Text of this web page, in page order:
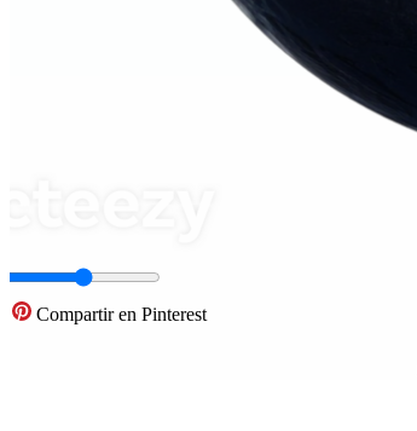
Compartir en Pinterest